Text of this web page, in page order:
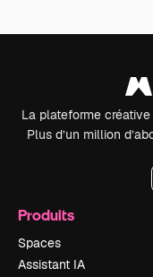
La plateforme
Plus d’un million
Produits
Spaces
Assistant IA